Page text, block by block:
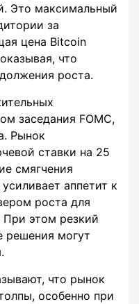
Это максимальный
за
цена Bitcoin
что
роста.
заседания FOMC,
Рынок
ставки на 25
смягчения
аппетит к
роста для
При этом резкий
решения могут
что рынок
особенно при